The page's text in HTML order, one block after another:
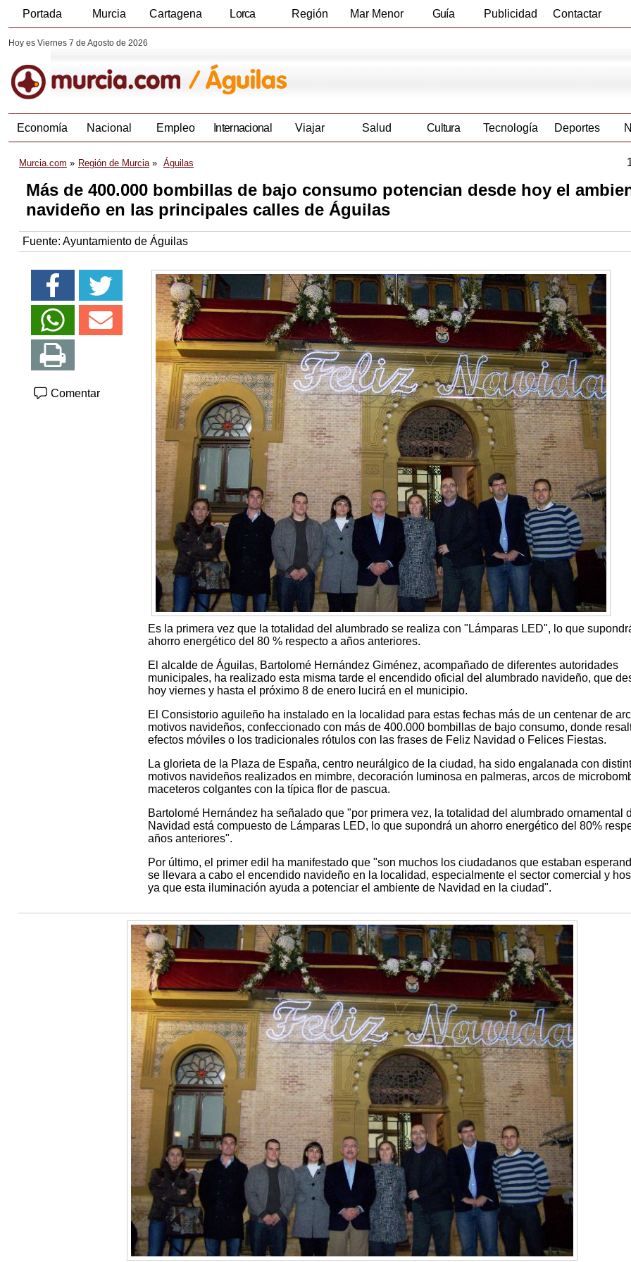
Portada Murcia Cartagena Lorca Región Mar Menor Guía Publicidad Contactar
Hoy es Viernes 7 de Agosto de 2026
Economía Nacional Empleo Internacional Viajar Salud Cultura Tecnología Deportes
Murcia.com Región de Murcia Águilas
Más de 400.000 bombillas de bajo consumo potencian desde hoy el
navideño en las principales calles de Águilas
Fuente: Ayuntamiento de Águilas
Comentar
Es la primera vez que la totalidad del alumbrado se realiza con "Lámparas LED", lo que
ahorro energético del 80 % respecto a años anteriores.
El alcalde de Águilas, Bartolomé Hernández Giménez, acompañado de diferentes autoridades
municipales, ha realizado esta misma tarde el encendido oficial del alumbrado navideño, que
hoy viernes y hasta el próximo 8 de enero lucirá en el municipio.
El Consistorio aguileño ha instalado en la localidad para estas fechas más de un centenar de
motivos navideños, confeccionado con más de 400.000 bombillas de bajo consumo, donde
efectos móviles o los tradicionales rótulos con las frases de Feliz Navidad o Felices Fiestas.
La glorieta de la Plaza de España, centro neurálgico de la ciudad, ha sido engalanada con
motivos navideños realizados en mimbre, decoración luminosa en palmeras, arcos de
maceteros colgantes con la típica flor de pascua.
Bartolomé Hernández ha señalado que "por primera vez, la totalidad del alumbrado ornamental
Navidad está compuesto de Lámparas LED, lo que supondrá un ahorro energético del 80%
años anteriores".
Por último, el primer edil ha manifestado que "son muchos los ciudadanos que estaban
se llevara a cabo el encendido navideño en la localidad, especialmente el sector comercial y
ya que esta iluminación ayuda a potenciar el ambiente de Navidad en la ciudad".